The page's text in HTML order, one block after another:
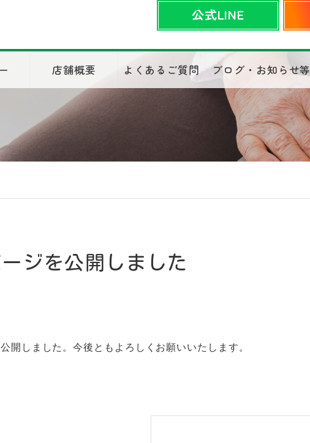
公式LINE
店舗概要 よくあるご質問 ブログ・お知らせ等
ジを公開しました
開しました。今後ともよろしくお願いいたします。